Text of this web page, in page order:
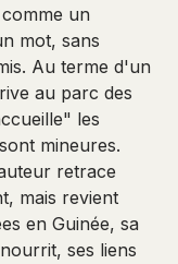
un
mot, sans
Au terme d'un
au parc des
les
mineures.
retrace
mais revient
en Guinée, sa
ses liens